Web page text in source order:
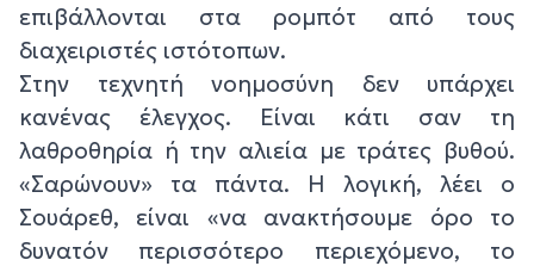
επιβάλλονται στα ρομπότ από τους
διαχειριστές ιστότοπων.
Στην τεχνητή νοημοσύνη δεν υπάρχει
κανένας έλεγχος. Είναι κάτι σαν τη
λαθροθηρία ή την αλιεία με τράτες βυθού.
«Σαρώνουν» τα πάντα. Η λογική, λέει ο
Σουάρεθ, είναι «να ανακτήσουμε όρο το
δυνατόν περισσότερο περιεχόμενο, το